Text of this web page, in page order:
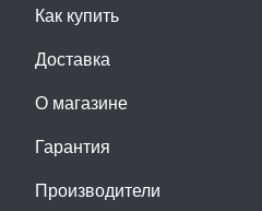
Как купить
Доставка
О магазине
Гарантия
Производители